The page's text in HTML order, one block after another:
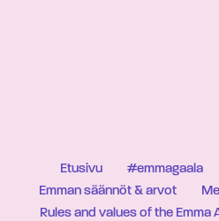
Etusivu #emmagaala
Emman säännöt & arvot
Rules and values of the Emma